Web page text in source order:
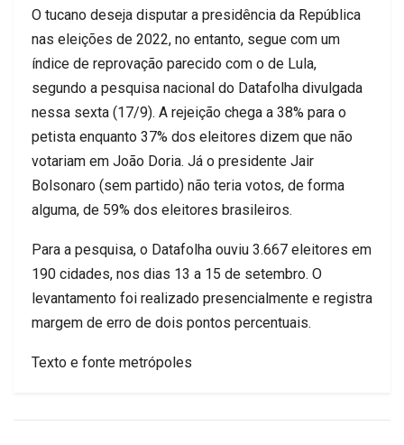
O tucano deseja disputar a presidência da República
nas eleições de 2022, no entanto, segue com um
índice de reprovação parecido com o de Lula,
segundo a pesquisa nacional do Datafolha divulgada
nessa sexta (17/9). A rejeição chega a 38% para o
petista enquanto 37% dos eleitores dizem que não
votariam em João Doria. Já o presidente Jair
Bolsonaro (sem partido) não teria votos, de forma
alguma, de 59% dos eleitores brasileiros.
Para a pesquisa, o Datafolha ouviu 3.667 eleitores em
190 cidades, nos dias 13 a 15 de setembro. O
levantamento foi realizado presencialmente e registra
margem de erro de dois pontos percentuais.
Texto e fonte metrópoles